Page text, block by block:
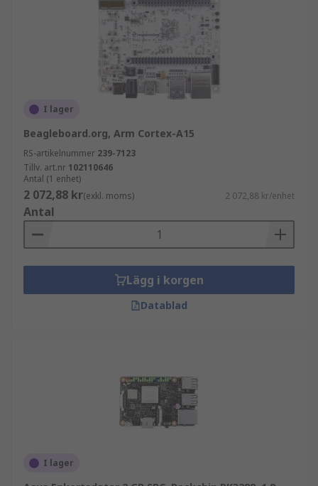
I lager
Beagleboard.org, Arm Cortex-A15
RS-artikelnummer 239-7123
Tillv. art.nr 102110646
Antal (1 enhet)
2 072,88 kr(exkl. moms) 2 072,88 kr/enhet
Antal
Lägg i korgen
Datablad
I lager